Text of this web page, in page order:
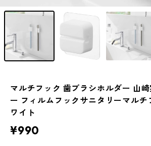
マルチフック 歯ブラシホルダー 山
ー フィルムフックサニタリーマルチ
ワイト
¥990